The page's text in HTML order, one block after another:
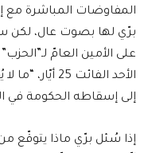
المفاوضات المباشرة
برّي لها بصوت عال، لكن
على الأمين العامّ
الأحد الفائت
إلى إسقاطه الحكومة في
إذا سُئل برّي ماذا يتوقّع